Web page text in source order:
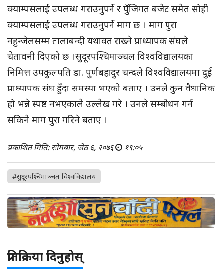
क्याम्पसलाई उपलब्ध गराउनुपर्ने र पुँजिगत बजेट समेत सोही
क्याम्पसलाई उपलब्ध गराउनुपर्ने माग छ । माग पुरा
नहुन्जेलसम्म तालाबन्दी यथावत राख्ने प्राध्यापक संघले
चेतावनी दिएको छ ।सुदूरपश्चिमाञ्चल विश्वविद्यालयका
निमित्त उपकुलपति डा. पुर्णबहादुर चन्दले विश्वविद्यालयमा दुई
प्राध्यापक संघ हुँदा समस्या भएको बताए । उनले कुन वैधानिक
हो भन्ने स्पष्ट नभएकाले उल्लेख गरे । उनले सम्बोधन गर्न
सकिने माग पुरा गरिने बताए ।
प्रकाशित मिति: सोमबार, जेठ ६, २०७६ १९:०५
#सुदूरपश्चिमाञ्चल विश्वविद्यालय
प्रतिक्रिया दिनुहोस्